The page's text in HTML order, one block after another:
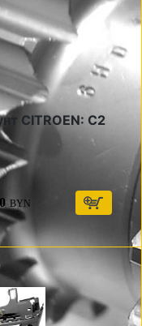
CITROEN: C2
BYN